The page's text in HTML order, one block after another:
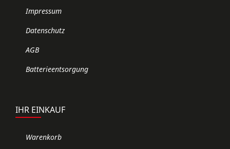
Impressum
Datenschutz
AGB
Batterieentsorgung
IHR EINKAUF
Warenkorb